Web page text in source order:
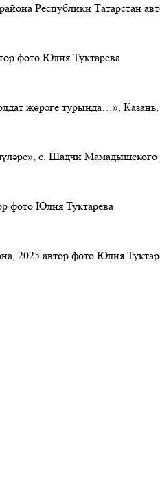
Республики Татарстан
фото Юлия Туктарева
җөрәге турында…»,
с. Шадчи
фото Юлия Туктарева
2025 автор фото Юлия